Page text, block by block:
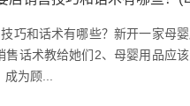
巧和话术有哪些？新开一家母
售话术教给她们2、母婴用品应
为顾...